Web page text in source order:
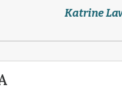
Katrine